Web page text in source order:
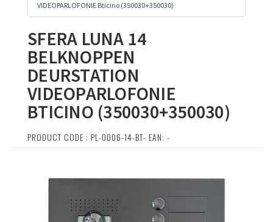
VIDEOPARLOFONIE Bticino (350030+350030)
SFERA LUNA 14
BELKNOPPEN
DEURSTATION
VIDEOPARLOFONIE
BTICINO (350030+350030)
PRODUCT CODE : PL-0006-14-BT- EAN: -